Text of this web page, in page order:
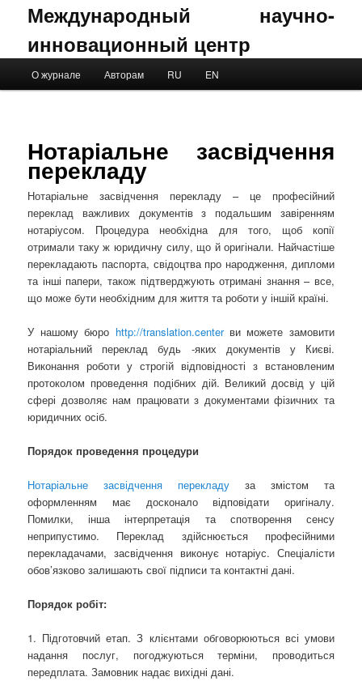
Международный научно-
инновационный центр
Skip to primary content
Skip to secondary content
О журнале Авторам RU EN
Нотаріальне засвідчення
перекладу
Нотаріальне засвідчення перекладу – це професійний
переклад важливих документів з подальшим завіренням
нотаріусом. Процедура необхідна для того, щоб копії
отримали таку ж юридичну силу, що й оригінали. Найчастіше
перекладають паспорта, свідоцтва про народження, дипломи
та інші папери, також підтверджують отримані знання – все,
що може бути необхідним для життя та роботи у іншій країні.
У нашому бюро http://translation.centerви можете замовити
нотаріальний переклад будь -яких документів у Києві.
Виконання роботи у строгій відповідності з встановленим
протоколом проведення подібних дій. Великий досвід у цій
сфері дозволяє нам працювати з документами фізичних та
юридичних осіб.
Порядок проведення процедури
Нотаріальне засвідчення перекладу за змістом та
оформленням має досконало відповідати оригіналу.
Помилки, інша інтерпретація та спотворення сенсу
неприпустимо. Переклад здійснюється професійними
перекладачами, засвідчення виконує нотаріус. Спеціалісти
обов’язково залишають свої підписи та контактні дані.
Порядок робіт:
1. Підготовчий етап. З клієнтами обговорюються всі умови
надання послуг, погоджуються терміни, проводиться
передплата. Замовник надає вихідні дані.